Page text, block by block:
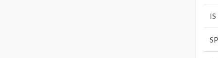
IS
SP